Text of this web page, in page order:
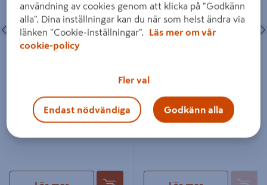
Föregående Nästa
1 799 kr
Föregående
LIGHTSON
användning av cookies genom att klicka på "Godkänn
alla". Dina inställningar kan du när som helst ändra via
länken "Cookie-inställningar".
Läs mer om vår
cookie-policy
Fler val
Endast nödvändiga Godkänn alla